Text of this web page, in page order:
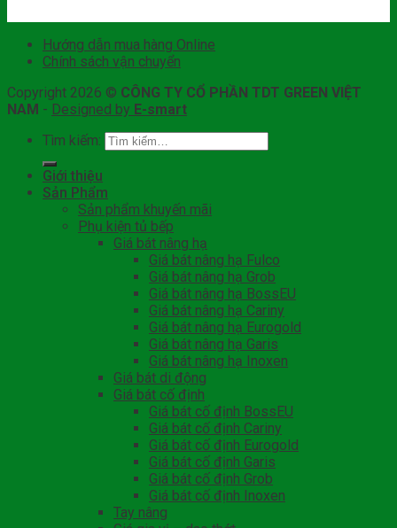
Hướng dẫn mua hàng Online
Chính sách vận chuyển
Copyright 2026 © CÔNG TY CỔ PHẦN TDT GREEN VIỆT
NAM - Designed by E-smart
Tìm kiếm:
Giới thiệu
Sản Phẩm
Sản phẩm khuyến mãi
Phụ kiện tủ bếp
Giá bát nâng hạ
Giá bát nâng hạ Fulco
Giá bát nâng hạ Grob
Giá bát nâng hạ BossEU
Giá bát nâng hạ Cariny
Giá bát nâng hạ Eurogold
Giá bát nâng hạ Garis
Giá bát nâng hạ Inoxen
Giá bát di động
Giá bát cố định
Giá bát cố định BossEU
Giá bát cố định Cariny
Giá bát cố định Eurogold
Giá bát cố định Garis
Giá bát cố định Grob
Giá bát cố định Inoxen
Tay nâng